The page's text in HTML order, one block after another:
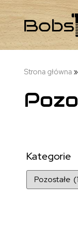
Strona główna »
Kategorie